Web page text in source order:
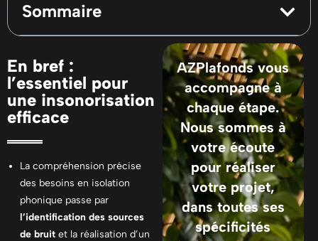
Sommaire
En bref :
l’essentiel pour
une insonorisation
efficace
La compréhension précise
des besoins en isolation
phonique passe par
l’identification des sources
de bruit et la réalisation d’un
AZPlafonds vous
accompagne à
chaque étape.
Nous sommes à
votre écoute
pour réaliser
votre projet,
dans toutes ses
spécificités